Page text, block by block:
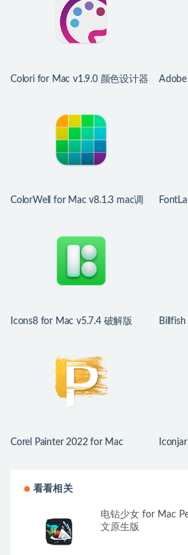
Colori for Mac v1.9.0 颜色设计器
Adobe
ColorWell for Mac v8.1.3 mac调
Icons8 for Mac v5.7.4 破解版
Corel Painter 2022 for Mac
看看相关
电钻少女 for Mac
文原生版